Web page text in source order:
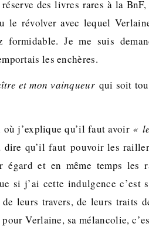
des livres rares à la
le révolver avec lequel
formidable. Je me suis
les enchères.
et mon vainqueurqui soit
j’explique qu’il faut avoir «
dire qu’il faut pouvoir les
et en même temps les
si j’ai cette indulgence c’est
leurs travers, de leurs traits
Verlaine, sa mélancolie,